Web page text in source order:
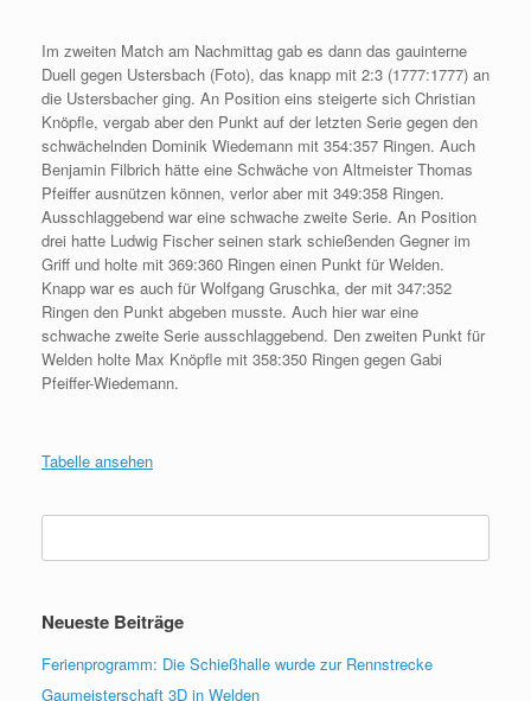
Im zweiten Match am Nachmittag gab es dann das gauinterne
Duell gegen Ustersbach (Foto), das knapp mit 2:3 (1777:1777) an
die Ustersbacher ging. An Position eins steigerte sich Christian
Knöpfle, vergab aber den Punkt auf der letzten Serie gegen den
schwächelnden Dominik Wiedemann mit 354:357 Ringen. Auch
Benjamin Filbrich hätte eine Schwäche von Altmeister Thomas
Pfeiffer ausnützen können, verlor aber mit 349:358 Ringen.
Ausschlaggebend war eine schwache zweite Serie. An Position
drei hatte Ludwig Fischer seinen stark schießenden Gegner im
Griff und holte mit 369:360 Ringen einen Punkt für Welden.
Knapp war es auch für Wolfgang Gruschka, der mit 347:352
Ringen den Punkt abgeben musste. Auch hier war eine
schwache zweite Serie ausschlaggebend. Den zweiten Punkt für
Welden holte Max Knöpfle mit 358:350 Ringen gegen Gabi
Pfeiffer-Wiedemann.
Tabelle ansehen
Suchen
Neueste Beiträge
Ferienprogramm: Die Schießhalle wurde zur Rennstrecke
Gaumeisterschaft 3D in Welden